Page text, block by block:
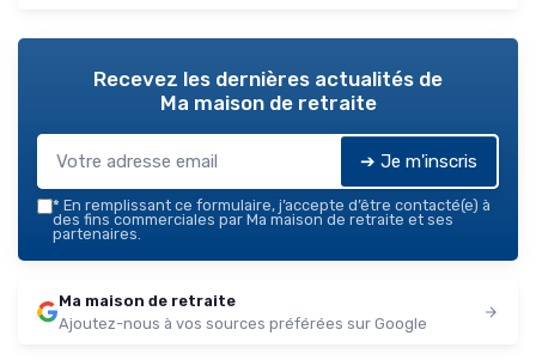
Recevez les dernières actualités de
Ma maison de retraite
➔ Je m'inscris
* En remplissant ce formulaire, j’accepte d’être contacté(e) à
des fins commerciales par Ma maison de retraite et ses
partenaires.
Ma maison de retraite
Ajoutez-nous à vos sources préférées sur Google